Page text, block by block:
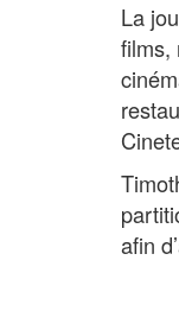
La
films,
afin